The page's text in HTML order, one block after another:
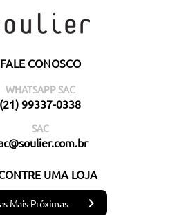
FALE CONOSCO
WHATSAPP SAC
(21) 99337-0338
SAC
UMA LOJA
Mais Próximas